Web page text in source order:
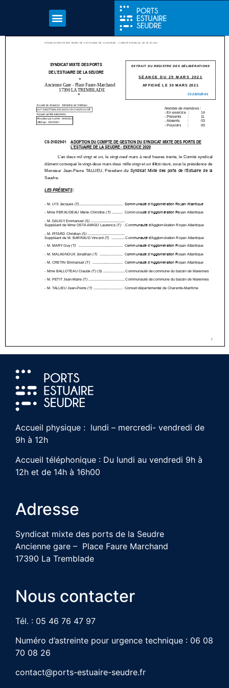
Accueil physique : lundi – mercredi- vendredi de
9h à 12h
Accueil téléphonique : Du lundi au vendredi 9h à
12h et de 14h à 16h00
Adresse
Syndicat mixte des ports de la Seudre
Ancienne gare – Place Faure Marchand
17390 La Tremblade
Nous contacter
Tél. : 05 46 76 47 97
Numéro d’astreinte pour urgence technique : 06 08
70 08 26
contact@ports-estuaire-seudre.fr